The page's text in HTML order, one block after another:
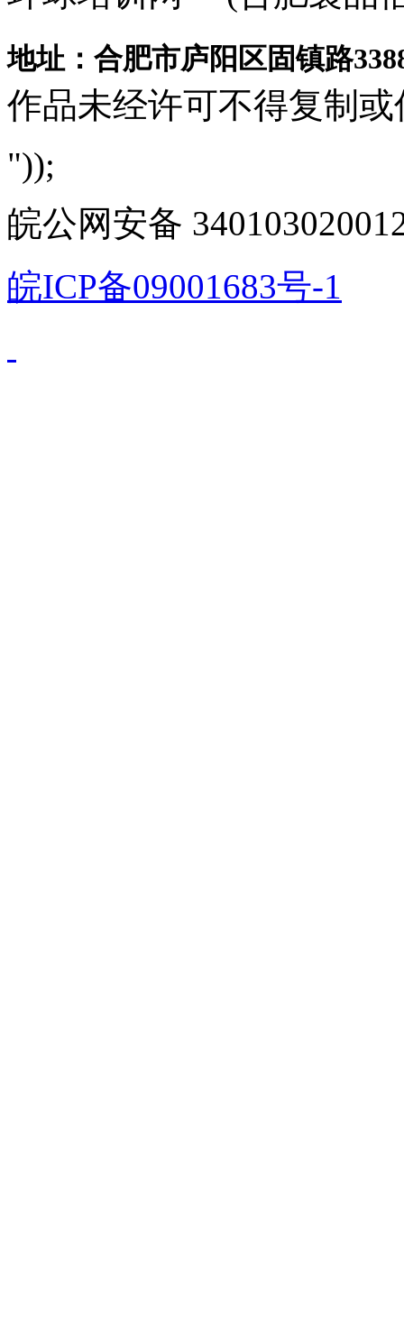
地址：合肥市庐阳区固镇路
作品未经许可不得复制或
"));
皖公网安备
皖ICP备09001683号-1